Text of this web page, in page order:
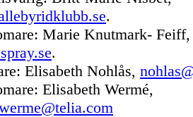
.
Marie Knutmark- Feiff,
.
Elisabeth Nohlås,
Elisabeth Wermé,